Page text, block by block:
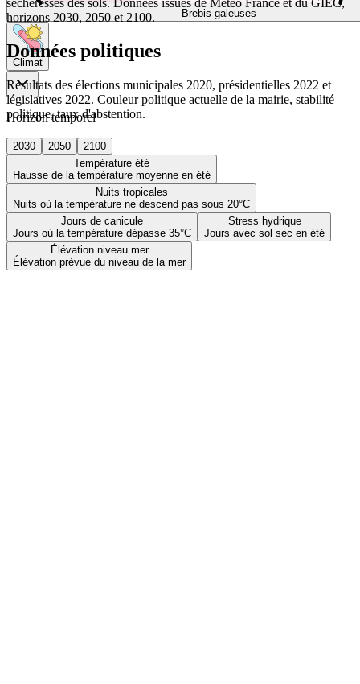
Brebis galeuses
Climat
Horizon temporel
2030 2050
2100
Température été
Hausse de la température moyenne en été
Nuits tropicales
Nuits où la température ne descend pas sous 20°C
Jours de canicule
Jours où la température dépasse 35°C
Stress hydrique
Jours avec sol sec en été
Élévation niveau mer
Élévation prévue du niveau de la mer
horizons 2030, 2050 et 2100.
Données politiques
Résultats des élections municipales 2020, présidentielles 2022 et
législatives 2022. Couleur politique actuelle de la mairie, stabilité
politique, taux d'abstention.